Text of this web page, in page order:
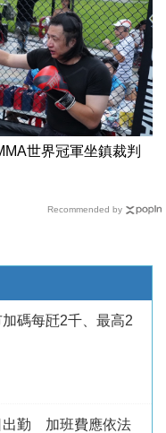
世界冠軍坐鎮裁判
Recommended by
碼每瓩2千、最高2
出勤 加班費應依法